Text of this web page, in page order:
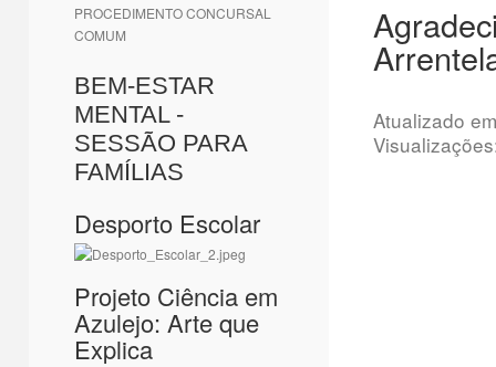
PROCEDIMENTO CONCURSAL
COMUM
BEM-ESTAR
MENTAL -
SESSÃO PARA
FAMÍLIAS
Desporto Escolar
Projeto Ciência em
Azulejo: Arte que
Explica
Atualizado